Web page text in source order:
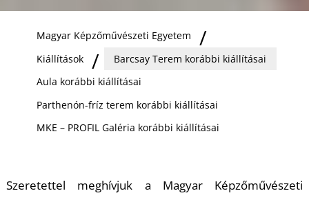
Magyar Képzőművészeti Egyetem
Kiállítások
Barcsay Terem korábbi kiállításai
Aula korábbi kiállításai
Parthenón-fríz terem korábbi kiállításai
MKE – PROFIL Galéria korábbi kiállításai
Szeretettel meghívjuk a Magyar Képzőművészeti